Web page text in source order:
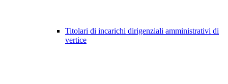
Titolari di incarichi dirigenziali amministrativi di
vertice